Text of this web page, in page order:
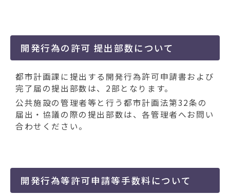
開発行為の許可 提出部数について
都市計画課に提出する開発行為許可申請書および
完了届の提出部数は、2部となります。
公共施設の管理者等と行う都市計画法第32条の
届出・協議の際の提出部数は、各管理者へお問い
合わせください。
開発行為等許可申請等手数料について